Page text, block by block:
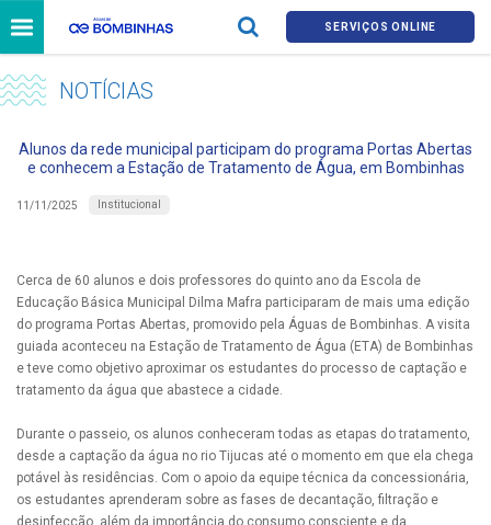
SERVIÇOS ONLINE
NOTÍCIAS
Alunos da rede municipal participam do programa Portas Abertas
e conhecem a Estação de Tratamento de Água, em Bombinhas
11/11/2025 Institucional
Cerca de 60 alunos e dois professores do quinto ano da Escola de
Educação Básica Municipal Dilma Mafra participaram de mais uma edição
do programa Portas Abertas, promovido pela Águas de Bombinhas. A visita
guiada aconteceu na Estação de Tratamento de Água (ETA) de Bombinhas
e teve como objetivo aproximar os estudantes do processo de captação e
tratamento da água que abastece a cidade.
Durante o passeio, os alunos conheceram todas as etapas do tratamento,
desde a captação da água no rio Tijucas até o momento em que ela chega
potável às residências. Com o apoio da equipe técnica da concessionária,
os estudantes aprenderam sobre as fases de decantação, filtração e
desinfecção, além da importância do consumo consciente e da